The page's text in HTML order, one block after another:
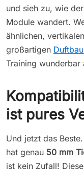
und sieh zu, wie
Module wandert.
ähnlichen,
großartigen
Training wunderbar
ist pures
Und jetzt das
hat genau 50 mm
ist kein Zufall!